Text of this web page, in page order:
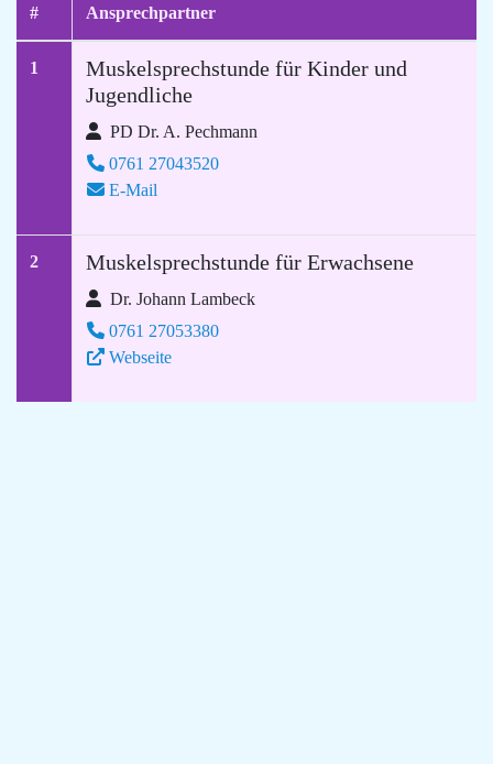
# Ansprechpartner
1
Muskelsprechstunde für Kinder und
Jugendliche
PD Dr. A. Pechmann
0761 27043520
E-Mail
2 Muskelsprechstunde für Erwachsene
Dr. Johann Lambeck
0761 27053380
Webseite